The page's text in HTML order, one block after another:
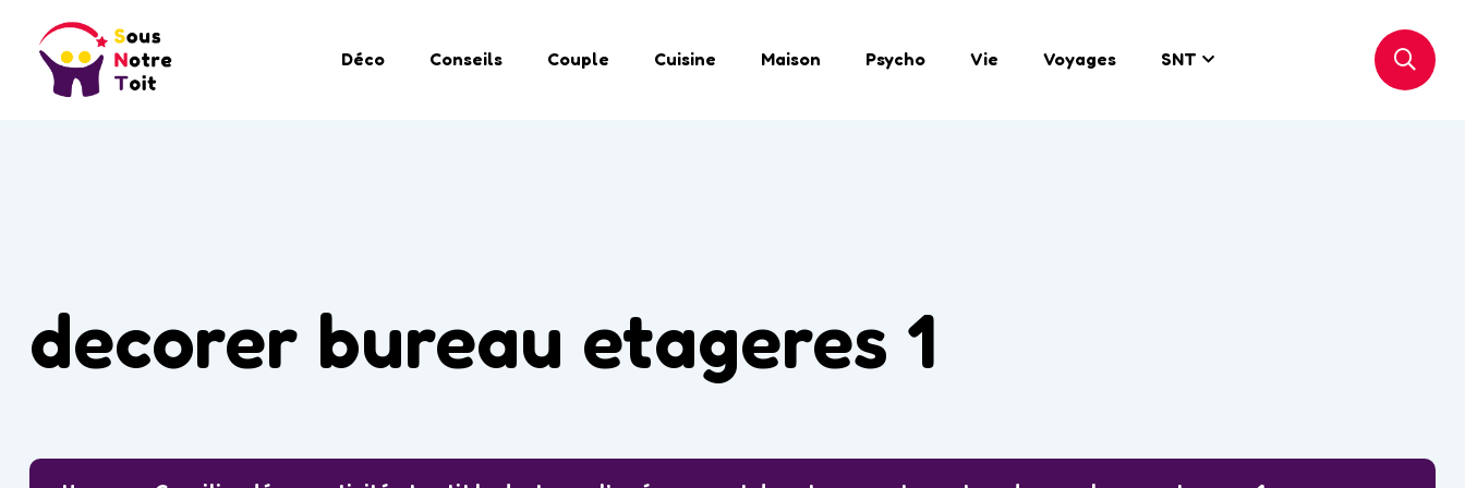
Déco Conseils Couple Cuisine Maison Psycho Vie Voyages SNT
decorer bureau etageres 1